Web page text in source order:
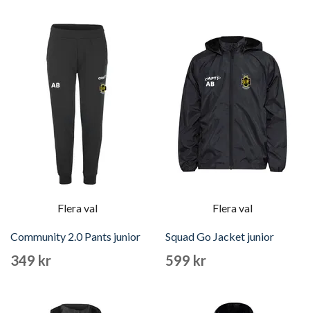
Flera val
Community 2.0 Pants junior
349 kr
Flera val
Squad Go Jacket junior
599 kr